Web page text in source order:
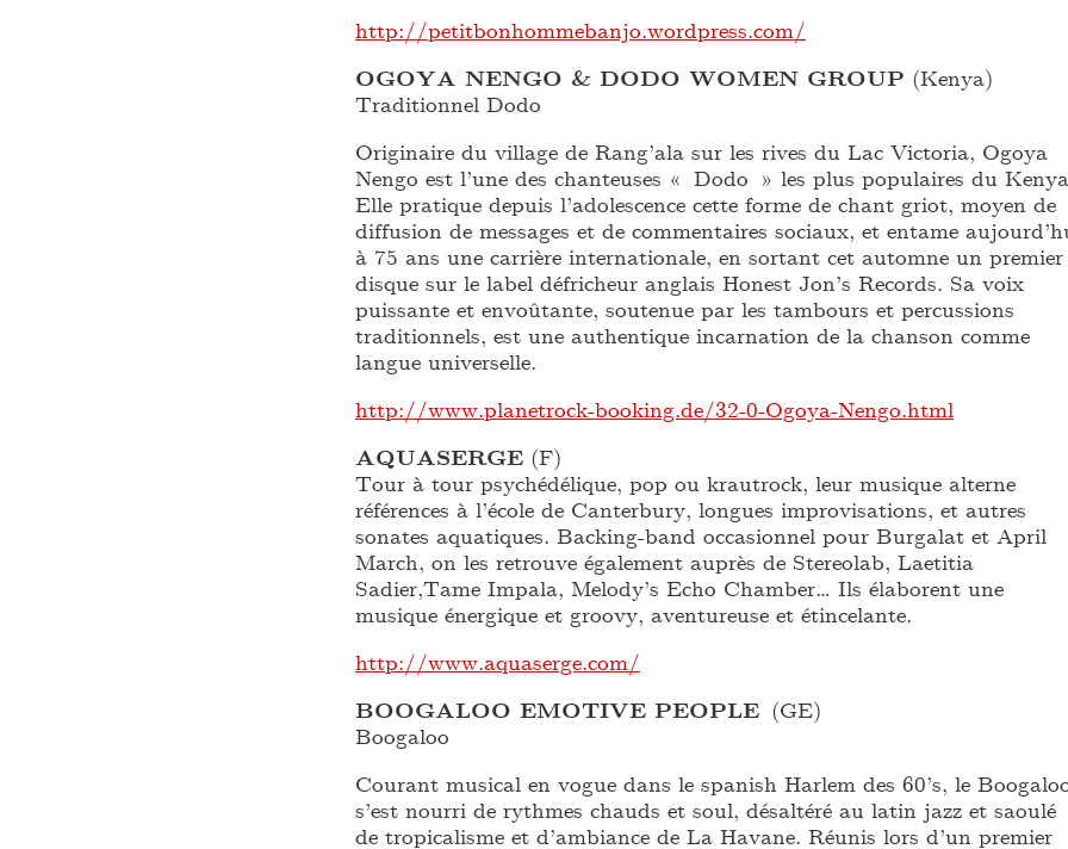
http://petitbonhommebanjo.wordpress.com/
OGOYA NENGO & DODO WOMEN GROUP (Kenya)
Traditionnel Dodo
Originaire du village de Rang’ala sur les rives du Lac Victoria, Ogoya
Nengo est l’une des chanteuses « Dodo » les plus populaires du
Elle pratique depuis l’adolescence cette forme de chant griot, moyen de
diffusion de messages et de commentaires sociaux, et entame
à 75 ans une carrière internationale, en sortant cet automne un premier
disque sur le label défricheur anglais Honest Jon’s Records. Sa voix
puissante et envoûtante, soutenue par les tambours et percussions
traditionnels, est une authentique incarnation de la chanson comme
langue universelle.
http://www.planetrock-booking.de/32-0-Ogoya-Nengo.html
AQUASERGE (F)
Tour à tour psychédélique, pop ou krautrock, leur musique alterne
références à l’école de Canterbury, longues improvisations, et autres
sonates aquatiques. Backing-band occasionnel pour Burgalat et April
March, on les retrouve également auprès de Stereolab, Laetitia
Sadier,Tame Impala, Melody’s Echo Chamber… Ils élaborent une
musique énergique et groovy, aventureuse et étincelante.
http://www.aquaserge.com/
BOOGALOO EMOTIVE PEOPLE (GE)
Boogaloo
Courant musical en vogue dans le spanish Harlem des 60’s, le
s’est nourri de rythmes chauds et soul, désaltéré au latin jazz et saoulé
de tropicalisme et d’ambiance de La Havane. Réunis lors d’un premier